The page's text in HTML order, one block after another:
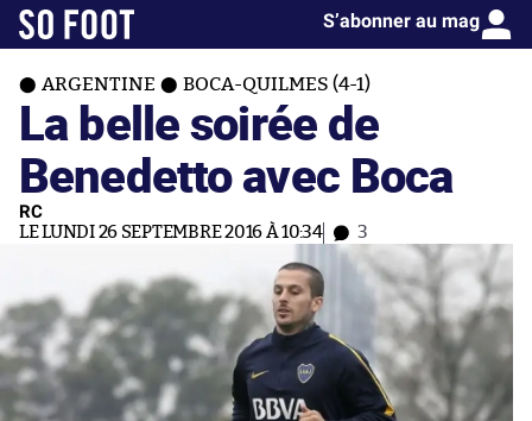
S’abonner au mag
ARGENTINE BOCA-QUILMES (4-1)
La belle soirée de
Benedetto avec Boca
RC
LE LUNDI 26 SEPTEMBRE 2016 À 10:34 3